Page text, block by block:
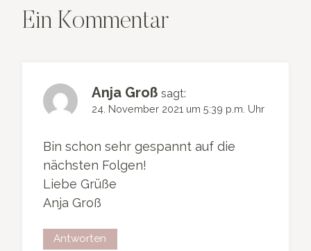
Ein Kommentar
Anja Groß sagt:
24. November 2021 um 5:39 p.m. Uhr
Bin schon sehr gespannt auf die
nächsten Folgen!
Liebe Grüße
Anja Groß
Antworten